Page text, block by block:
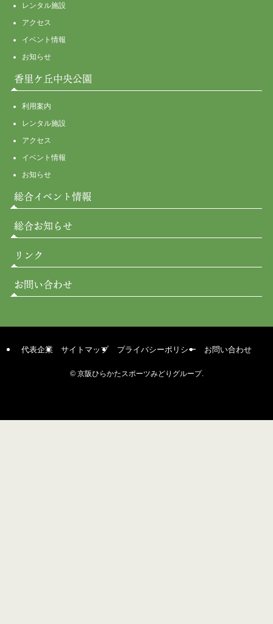
レンタル施設
アクセス
イベント情報
お知らせ
香里ケ丘中央公園
利用案内
レンタル施設
アクセス
イベント情報
お知らせ
総合イベント情報
総合お知らせ
リンク
お問い合わせ
代表企業 サイトマップ プライバシーポリシー お問い合わせ
©京阪ひらかたスポーツみどりグループ.